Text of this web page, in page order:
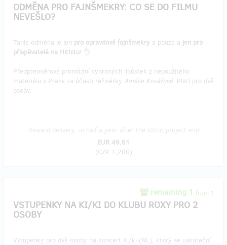
ODMĚNA PRO FAJNŠMEKRY: CO SE DO FILMU
NEVEŠLO?
Tahle odměna je jen pro opravdové fajnšmekry a pouze a jen pro
přispěvatelé na Hithitu! 👌
Předpremiérové promítání vybraných libůstek z nepoužitého
materiálu v Praze za účasti režisérky Amálie Kovářové. Platí pro dvě
osoby.
EUR 49.61
(CZK 1,200)
remaining 1 from 1
VSTUPENKY NA KI/KI DO KLUBU ROXY PRO 2
OSOBY
Vstupenky pro dvě osoby na koncert Ki/ki (NL), který se uskuteční